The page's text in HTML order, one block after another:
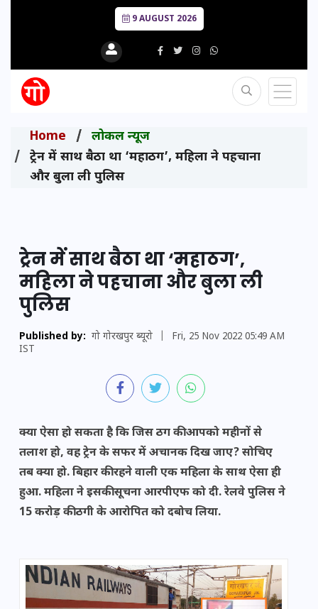
9 AUGUST 2026
Home
लोकल न्यूज
ट्रेन में साथ बैठा था ‘महाठग’, महिला ने पहचाना
और बुला ली पुलिस
ट्रेन में साथ बैठा था ‘महाठग’,
महिला ने पहचाना और बुला ली
पुलिस
Published by: गो गोरखपुर ब्यूरो
Fri, 25 Nov 2022 05:49 AM
IST
क्या ऐसा हो सकता है कि जिस ठग की आपको महीनों से
तलाश हो, वह ट्रेन के सफर में अचानक दिख जाए? सोचिए
तब क्या हो. बिहार की रहने वाली एक महिला के साथ ऐसा ही
हुआ. महिला ने इसकी सूचना आरपीएफ को दी. रेलवे पुलिस ने
15 करोड़ की ठगी के आरोपित को दबोच लिया.